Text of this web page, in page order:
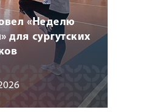
«Неделю
для сургутских